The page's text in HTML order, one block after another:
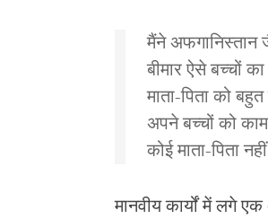
मैंने अफगानिस्तान
बीमार ऐसे बच्चों
माता-पिता को
अपने बच्चों को
कोई माता-पिता
मानवीय कार्यों में लगे